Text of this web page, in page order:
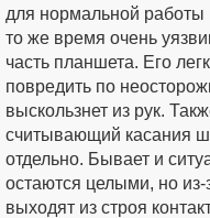
для нормальной работы
то же время очень
часть планшета. Его
повредить по
выскользнет из рук.
считывающий касания
отдельно. Бывает и
остаются целыми, но из-
выходят из строя